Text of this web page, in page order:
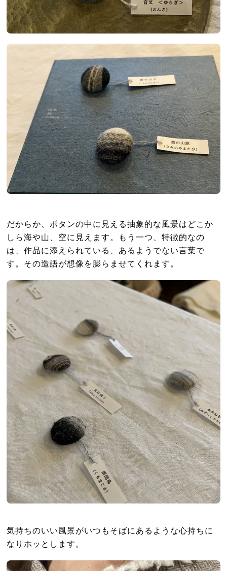
だからか、ボタンの中に見える抽象的な風景はどこか
しら海や山、空に見えます。もう一つ、特徴的なの
は、作品に添えられている、あるようでない言葉で
す。その造語が想像を膨らませてくれます。
気持ちのいい風景がいつもそばにあるような心持ちに
なりホッとします。